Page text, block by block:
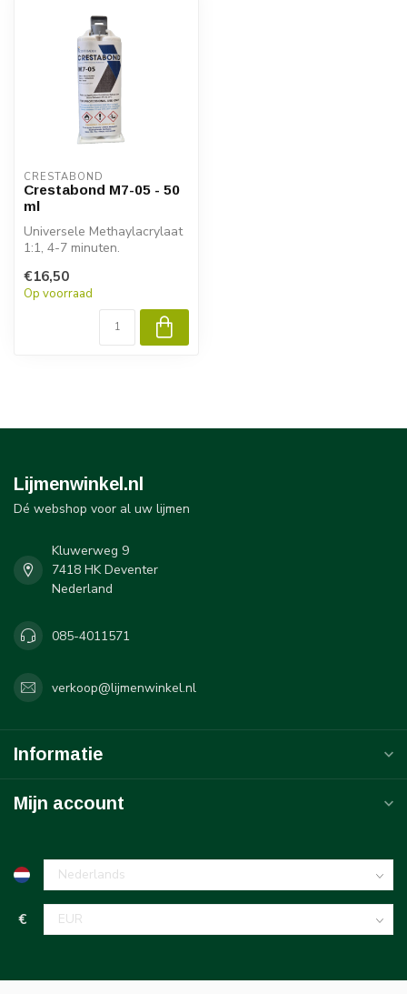
CRESTABOND
Crestabond M7-05 - 50
ml
Universele Methaylacrylaat
1:1, 4-7 minuten.
€16,50
Op voorraad
Lijmenwinkel.nl
Dé webshop voor al uw lijmen
Kluwerweg 9
7418 HK Deventer
Nederland
085-4011571
verkoop@lijmenwinkel.nl
Informatie
Mijn account
€